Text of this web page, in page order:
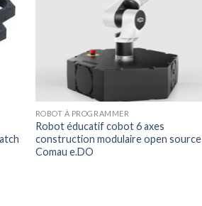
ROBOT À PROGRAMMER
Robot éducatif cobot 6 axes
construction modulaire open source
Comau e.DO